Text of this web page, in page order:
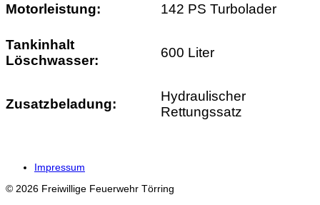
Motorleistung: 142 PS Turbolader
Tankinhalt
Löschwasser:
600 Liter
Zusatzbeladung:
Hydraulischer
Rettungssatz
Impressum
© 2026 Freiwillige Feuerwehr Törring